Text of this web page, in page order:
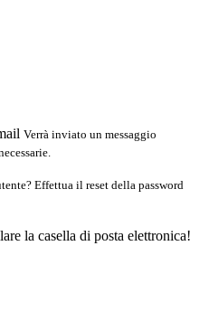
Verrà inviato un messaggio
Effettua il reset della password
la casella di posta elettronica!